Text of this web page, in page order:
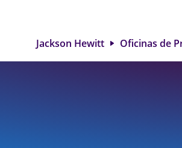
Jackson Hewitt Oficinas de